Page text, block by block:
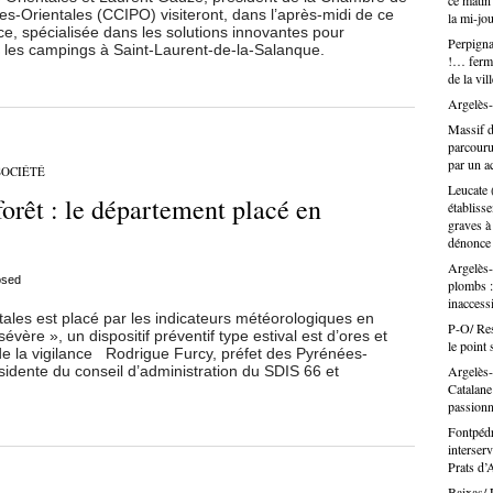
Orientales (CCIPO) visiteront, dans l’après-midi de ce
spécialisée dans les solutions innovantes pour
campings à Saint-Laurent-de-la-Salanque.
: le département placé en
est placé par les indicateurs météorologiques en
», un dispositif préventif type estival est d’ores et
la vigilance Rodrigue Furcy, préfet des Pyrénées-
du conseil d’administration du SDIS 66 et
n’est
de la
la
vie
vont
la
Ce
gens
portent
:
une
tissu
Paul
alors
! Mais
c’était
même
gros
peux
déjà.
« Oh !
j’ai
le
n’y ai
côté,
de
tête
des
est un
quatre
gitan
frère,
lui
mais
Buffets
tout…
très
pour
auprès
le
ce que
mieux
centre
terrain,
la mi-
!…
de la
Massif
par un
Leucate
graves
dénonce
plombs
P-O/
le point
Prats